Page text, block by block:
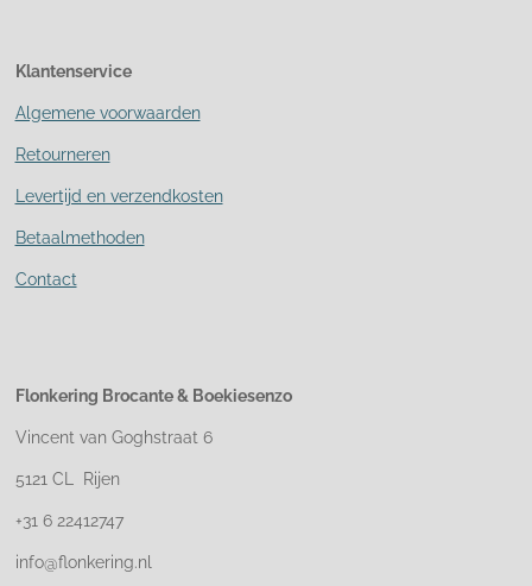
Klantenservice
Algemene voorwaarden
Retourneren
Levertijd en verzendkosten
Betaalmethoden
Contact
Flonkering Brocante & Boekiesenzo
Vincent van Goghstraat 6
5121 CL Rijen
+31 6 22412747
info@flonkering.nl